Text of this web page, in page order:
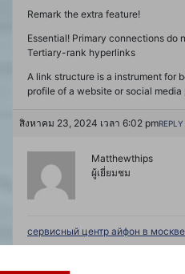
Remark the extra feature!
Essential! Primary connections do
Tertiary-rank hyperlinks
A link structure is a instrument for
profile of a website or social media
สิงหาคม 23, 2024 เวลา 6:02 pmREPLY
Matthewthips
ผู้เยี่ยมชม
сервисный центр айфон в